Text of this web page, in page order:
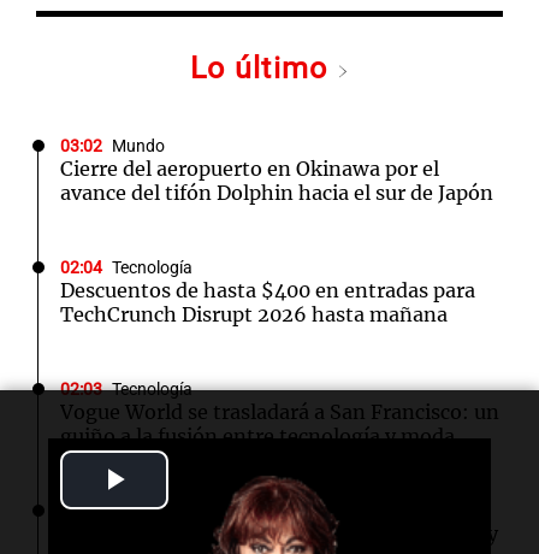
Video
Lo último
03:02 Mundo
Cierre del aeropuerto en Okinawa por el
avance del tifón Dolphin hacia el sur de Japón
02:04 Tecnología
Descuentos de hasta $400 en entradas para
TechCrunch Disrupt 2026 hasta mañana
02:03 Tecnología
Vogue World se trasladará a San Francisco: un
guiño a la fusión entre tecnología y moda
01:59 Mundo
Laura Galván brilla en los Centroamericanos y